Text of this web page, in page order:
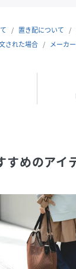
様で、中身が見え
イント。
や、清涼感のあ
会的なスタイル
ございますので
用の際には充分
がございます。
関しましては、
。
置き配について
された場合
メーカ
すめのアイ